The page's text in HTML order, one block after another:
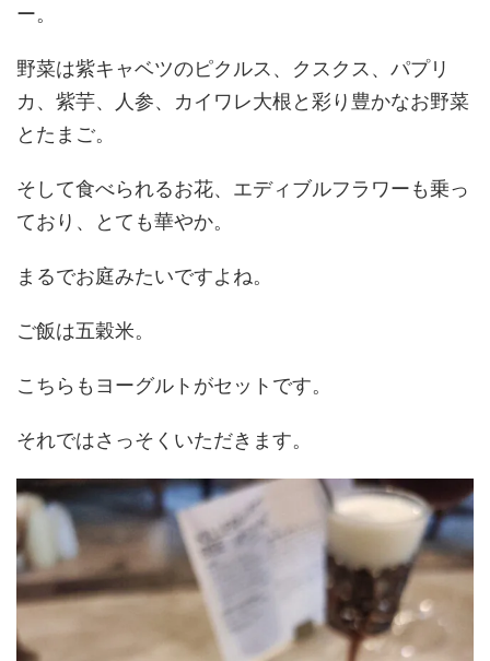
ー。
野菜は紫キャベツのピクルス、クスクス、パプリ
カ、紫芋、人参、カイワレ大根と彩り豊かなお野菜
とたまご。
そして食べられるお花、エディブルフラワーも乗っ
ており、とても華やか。
まるでお庭みたいですよね。
ご飯は五穀米。
こちらもヨーグルトがセットです。
それではさっそくいただきます。